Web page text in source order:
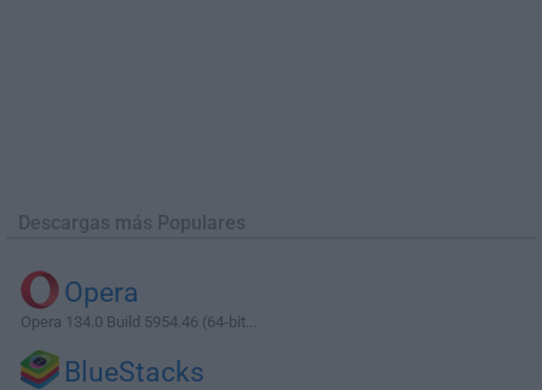
Descargas más Populares
Opera
Opera 134.0 Build 5954.46 (64-bit...
BlueStacks